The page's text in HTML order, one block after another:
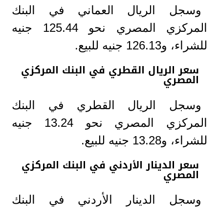
وسجل الريال العماني في البنك
المركزي المصري نحو 125.44 جنيه
للشراء، و126.13 جنيه للبيع.
سعر الريال القطري في البنك المركزي
المصري
وسجل الريال القطري في البنك
المركزي المصري نحو 13.24 جنيه
للشراء، و13.28 جنيه للبيع.
سعر الدينار الأردني في البنك المركزي
المصري
وسجل الدينار الأردني في البنك